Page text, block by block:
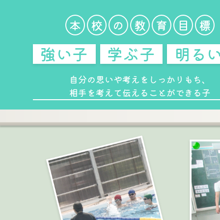
本 校 の 教 育 目 標
強い子 学ぶ子 明る
自分の思いや考えをしっかりもち、
相手を考えて伝えることができる子